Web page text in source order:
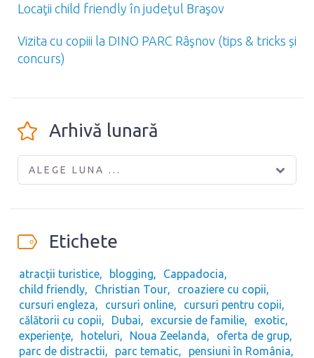
Locaţii child friendly în judeţul Braşov
Vizita cu copiii la DINO PARC Râşnov (tips & tricks și
concurs)
Arhivă lunară
ALEGE LUNA ...
Etichete
atracții turistice blogging
Cappadocia
child friendly
Christian Tour
croaziere cu copii
cursuri engleza
cursuri online
cursuri pentru copii
călătorii cu copii
Dubai excursie de familie
exotic
experiențe
hoteluri Noua Zeelanda
oferta de grup
parc de distractii
parc tematic
pensiuni în România